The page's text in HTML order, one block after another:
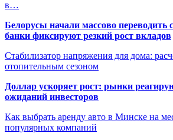
в…
Белорусы начали массово переводить
банки фиксируют резкий рост вкладов
Стабилизатор напряжения для дома:
отопительным сезоном
Доллар ускоряет рост: рынки
ожиданий инвесторов
Как выбрать аренду авто в Минске на
популярных компаний